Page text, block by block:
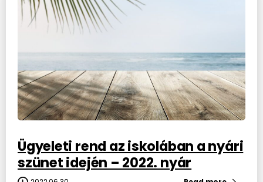
Ügyeleti rend az iskolában a nyári
szünet idején – 2022. nyár